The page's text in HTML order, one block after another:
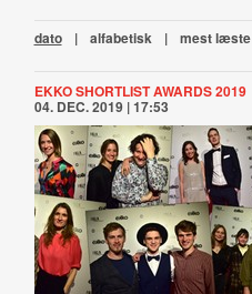
dato | alfabetisk | mest læste
EKKO SHORTLIST AWARDS 2019
04. DEC. 2019 | 17:53